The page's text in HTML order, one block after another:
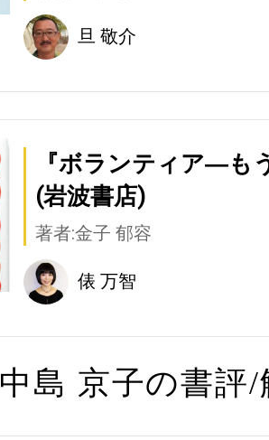
旦 敬介
『ボランティア―も
(岩波書店)
著者:金子 郁容
俵 万智
中島 京子の書評